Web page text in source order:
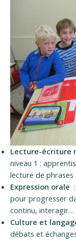
Lecture-écriture
niveau 1 :
lecture de
Expression orale
pour progresser
continu, interagir…
Culture et
débats et